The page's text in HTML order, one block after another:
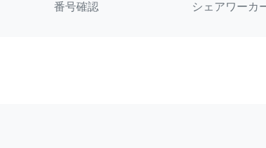
番号確認 シェアワーカ